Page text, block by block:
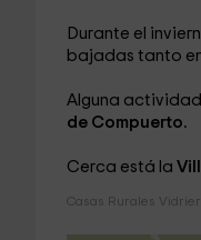
Durante el
bajadas tanto
Alguna
de Compuerto.
Cerca está la
Casas Rurales